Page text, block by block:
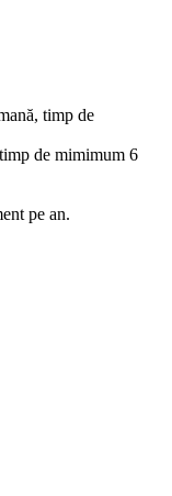
timp de
de mimimum 6
pe an.